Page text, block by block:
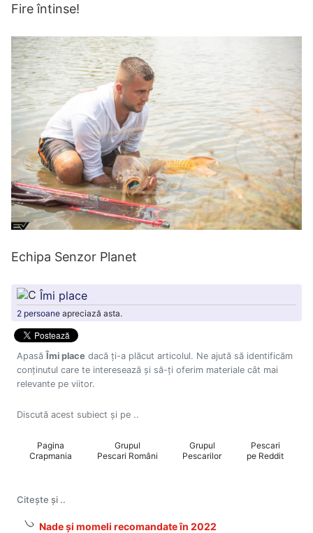
Fire întinse!
Echipa Senzor Planet
Îmi place
2 persoane apreciază asta.
Apasă Îmi place dacă ți-a plăcut articolul. Ne ajută să identificăm
conținutul care te interesează și să-ți oferim materiale cât mai
relevante pe viitor.
Discută acest subiect și pe ..
Pagina
Crapmania
Grupul
Pescari Români
Grupul
Pescarilor
Pescari
pe Reddit
Citește și ..
Nade și momeli recomandate în 2022